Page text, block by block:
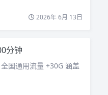
2026年 6月 13日
分钟
国通用流量 +30G 涵盖